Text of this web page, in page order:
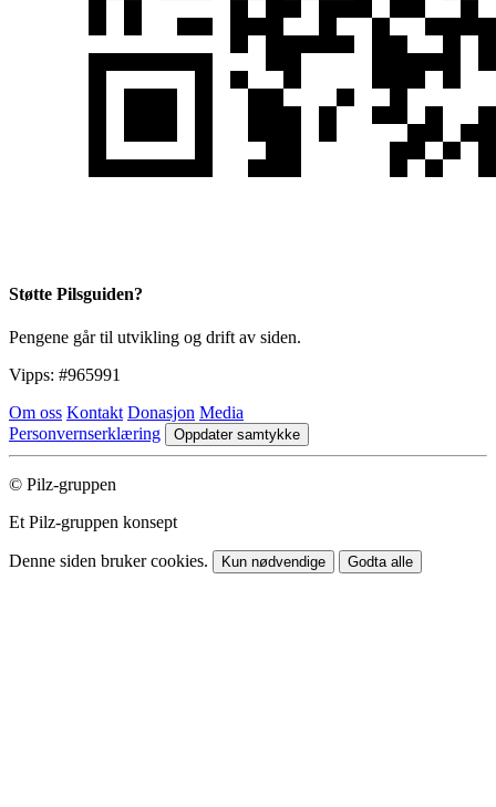
Støtte Pilsguiden?
Pengene går til utvikling og drift av siden.
Vipps: #965991
Om oss Kontakt Donasjon Media
Personvernserklæring
Oppdater samtykke
© Pilz-gruppen
Et Pilz-gruppen konsept
Denne siden bruker cookies. Kun nødvendige Godta alle